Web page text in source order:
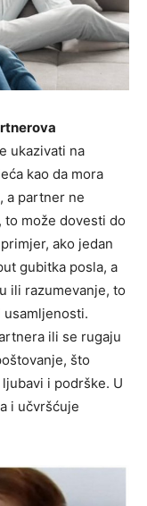
ukazivati na
kao da mora
a partner ne
može dovesti do
ako jedan
gubitka posla, a
ili razumevanje, to
ili se rugaju
što
i podrške. U
i učvršćuje